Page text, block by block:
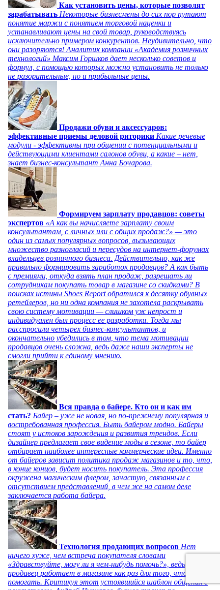
Как установить цены, которые позволят
зарабатывать Некоторые бизнесмены до сих пор путают
понятие маржи с понятием торговой наценки и
устанавливают цены на свой товар, руководствуясь
исключительно примером конкурентов. Неудивительно, что
они разоряются! Аналитик компании «Академия розничных
технологий» Максим Горшков дает несколько советов и
формул, с помощью которых можно установить не только
не разорительные, но и прибыльные цены.
Продажи обуви и аксессуаров:
эффективные приемы деловой риторики Какие речевые
модули - эффективны при общении с потенциальными и
действующими клиентами салонов обуви, а какие – нет,
знает бизнес-консультант Анна Бочарова.
Формируем зарплату продавцов: советы
экспертов «А как вы начисляете зарплату своим
консультантам, с личных или с общих продаж?» — это
один из самых популярных вопросов, вызывающих
множество разногласий и пересудов на интернет-форумах
владельцев розничного бизнеса. Действительно, как же
правильно формировать заработок продавцов? А как быть
с премиями, откуда взять план продаж, разрешать ли
сотрудникам покупать товар в магазине со скидками? В
поисках истины Shoes Report обратился к десятку обувных
ретейлеров, но ни одна компания не захотела раскрывать
свою систему мотивации — слишком уж непрост и
индивидуален был процесс ее разработки. Тогда мы
расспросили четырех бизнес-консультантов, и
окончательно убедились в том, что тема мотивации
продавцов очень сложна, ведь даже наши эксперты не
смогли прийти к единому мнению.
Вся правда о байере. Кто он и как им
стать? Байер – уже не новая, но по-прежнему популярная и
востребованная профессия. Быть байером модно. Байеры
стоят у истоков зарождения и развития трендов. Если
дизайнер предлагает свое видение моды в сезоне, то байер
отбирает наиболее интересные коммерческие идеи. Именно
от байеров зависит политика продаж магазинов и то, что,
в конце концов, будет носить покупатель. Эта профессия
окружена магическим флером, зачастую, связанным с
отсутствием представлений, в чем же на самом деле
заключается работа байера.
Технология продающих вопросов Нет
ничего хуже, чем встреча покупателя словами
«Здравствуйте, могу ли я чем-нибудь помочь?», ведь
продавец работает в магазине как раз для того, чтобы
помогать. Критикуя этот устоявшийся шаблон общения с